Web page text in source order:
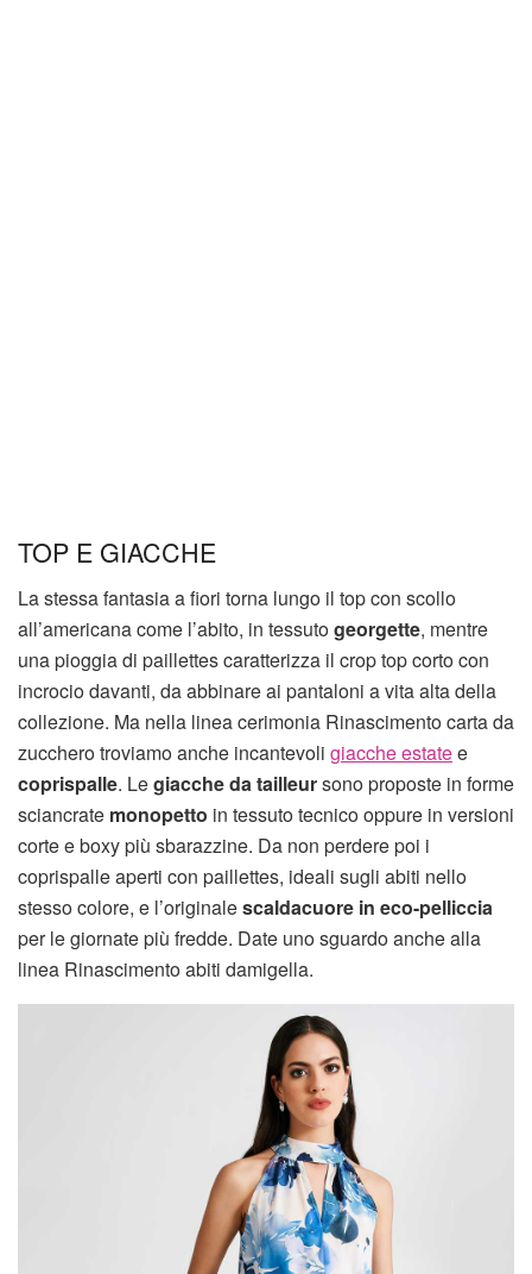
TOP E GIACCHE
La stessa fantasia a fiori torna lungo il top con scollo
all’americana come l’abito, in tessutogeorgette, mentre
una pioggia di paillettes caratterizza il crop top corto con
incrocio davanti, da abbinare ai pantaloni a vita alta della
collezione. Ma nella linea cerimonia Rinascimento carta da
zucchero troviamo anche incantevoli giacche estatee
coprispalle. Legiacche da tailleursono proposte in forme
sciancrate monopetto in tessuto tecnico oppure in versioni
corte e boxy più sbarazzine. Da non perdere poi i
coprispalle aperti con paillettes, ideali sugli abiti nello
stesso colore, e l’originalescaldacuore in eco-pelliccia
per le giornate più fredde. Date uno sguardo anche alla
linea Rinascimento abiti damigella.